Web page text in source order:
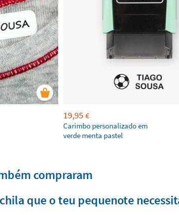
19,95 €
Carimbo personalizado em
verde menta pastel
compraram
que o teu pequenote